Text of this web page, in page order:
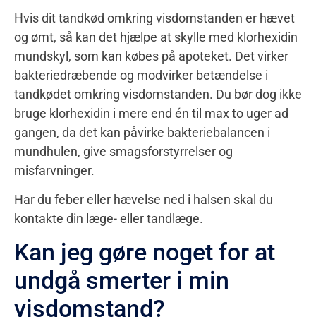
Hvis dit tandkød omkring visdomstanden er hævet
og ømt, så kan det hjælpe at skylle med klorhexidin
mundskyl, som kan købes på apoteket. Det virker
bakteriedræbende og modvirker betændelse i
tandkødet omkring visdomstanden. Du bør dog ikke
bruge klorhexidin i mere end én til max to uger ad
gangen, da det kan påvirke bakteriebalancen i
mundhulen, give smagsforstyrrelser og
misfarvninger.
Har du feber eller hævelse ned i halsen skal du
kontakte din læge- eller tandlæge.
Kan jeg gøre noget for at
undgå smerter i min
visdomstand?